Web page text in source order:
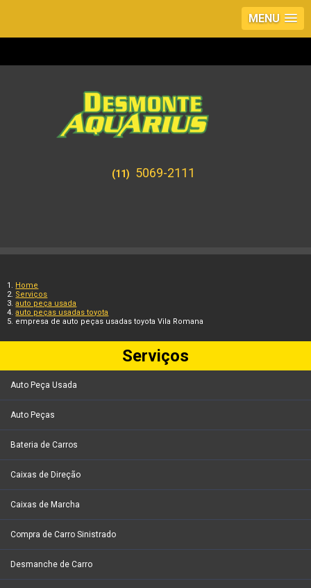
MENU
(11) 5069-2111
Home
Serviços
auto peça usada
auto peças usadas toyota
empresa de auto peças usadas toyota Vila Romana
Serviços
Auto Peça Usada
Auto Peças
Bateria de Carros
Caixas de Direção
Caixas de Marcha
Compra de Carro Sinistrado
Desmanche de Carro